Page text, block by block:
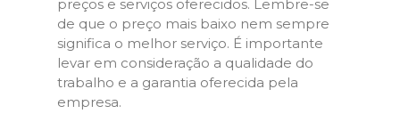
preços e serviços oferecidos. Lembre-se
de que o preço mais baixo nem sempre
significa o melhor serviço. É importante
levar em consideração a qualidade do
trabalho e a garantia oferecida pela
empresa.